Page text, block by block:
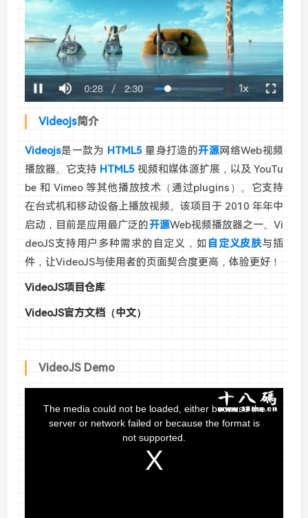
Videojs简介
Videojs是一款为 HTML5量身打造的开源网络Web视频
播放器。它支持 HTML5 视频和媒体源扩展，以及 YouTu
be 和 Vimeo 等其他播放技术（通过plugins）。它支持
在台式机和移动设备上播放视频。该项目于 2010 年年中
启动，目前是应用最广泛的开源Web视频播放器之一。Vi
deoJS支持用户多种需求的自定义，如 自定义皮肤与插
件，让VideoJS与使用者的页面契合度更高，体验更好！
VideoJS项目仓库
VideoJS官方文档（中文）
VideoJS Demo